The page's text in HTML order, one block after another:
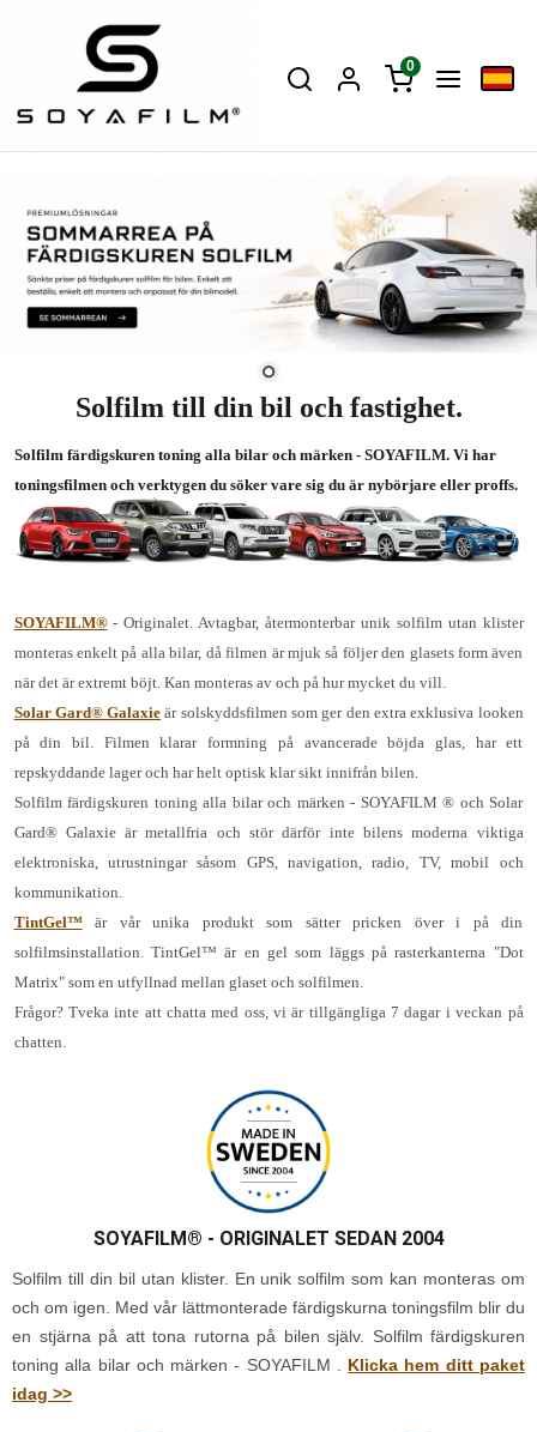
0
Solfilm till din bil och fastighet.
Solfilm färdigskuren toning alla bilar och märken - SOYAFILM. Vi har
toningsfilmen och verktygen du söker vare sig du är nybörjare eller proffs.
SOYAFILM®- Originalet. Avtagbar, återmonterbar unik solfilm utan klister
monteras enkelt på alla bilar, då filmen är mjuk så följer den glasets form även
när det är extremt böjt. Kan monteras av och på hur mycket du vill.
Solar Gard® Galaxie är solskyddsfilmen som ger den extra exklusiva looken
på din bil. Filmen klarar formning på avancerade böjda glas, har ett
repskyddande lager och har helt optisk klar sikt innifrån bilen.
Solfilm färdigskuren toning alla bilar och märken - SOYAFILM ® och Solar
Gard® Galaxie är metallfria och stör därför inte bilens moderna viktiga
elektroniska, utrustningar såsom GPS, navigation, radio, TV, mobil och
kommunikation.
TintGel™är vår unika produkt som sätter pricken över i på din
solfilmsinstallation. TintGel™ är en gel som läggs på rasterkanterna "Dot
Matrix" som en utfyllnad mellan glaset och solfilmen.
Frågor? Tveka inte att chatta med oss, vi är tillgängliga 7 dagar i veckan på
chatten.
SOYAFILM® - ORIGINALET SEDAN 2004
Solfilm till din bil utan klister. En unik solfilm som kan monteras om
och om igen. Med vår lättmonterade färdigskurna toningsfilm blir du
en stjärna på att tona rutorna på bilen själv. Solfilm färdigskuren
toning alla bilar och märken - SOYAFILM . Klicka hem ditt paket
idag >>